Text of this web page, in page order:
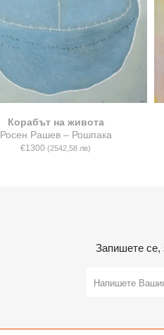
Корабът на живота
Росен Рашев – Рошпака
€1300(2542,58 лв)
Запишете се,